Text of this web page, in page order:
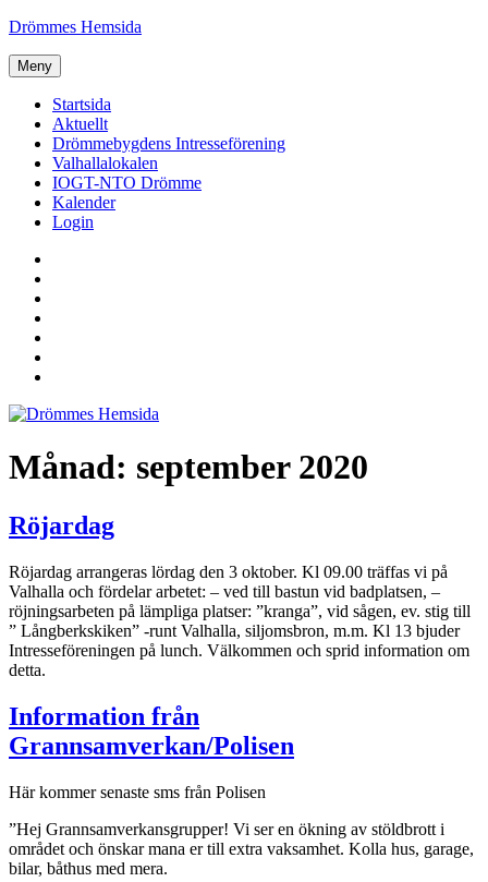
Hoppa
innehåll
Drömmes Hemsida
Meny
Startsida
Aktuellt
Drömmebygdens Intresseförening
Valhallalokalen
IOGT-NTO Drömme
Kalender
Login
Månad: september 2020
Röjardag
Röjardag arrangeras lördag den 3 oktober. Kl 09.00 träffas vi på
Valhalla och fördelar arbetet: – ved till bastun vid badplatsen, –
röjningsarbeten på lämpliga platser: ”kranga”, vid sågen, ev. stig till
” Långberkskiken” -runt Valhalla, siljomsbron, m.m. Kl 13 bjuder
Intresseföreningen på lunch. Välkommen och sprid information om
detta.
Information från
Grannsamverkan/Polisen
Här kommer senaste sms från Polisen
”Hej Grannsamverkansgrupper! Vi ser en ökning av stöldbrott i
området och önskar mana er till extra vaksamhet. Kolla hus, garage,
bilar, båthus med mera.